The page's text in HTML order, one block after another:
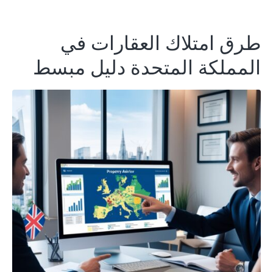
طرق امتلاك العقارات في
المملكة المتحدة دليل مبسط